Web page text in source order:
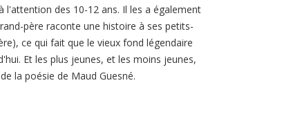
l'attention des 10-12 ans. Il les a également
père raconte une histoire à ses petits-
ce qui fait que le vieux fond légendaire
Et les plus jeunes, et les moins jeunes,
la poésie de Maud Guesné.